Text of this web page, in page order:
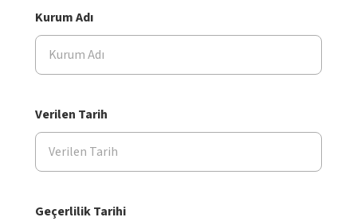
Kurum Adı
Verilen Tarih
Geçerlilik Tarihi